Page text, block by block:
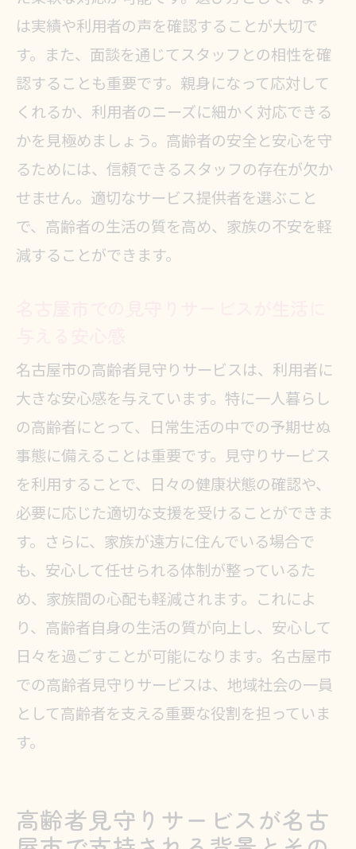
は実績や利用者の声を確認することが大切で
す。また、面談を通じてスタッフとの相性を確
認することも重要です。親身になって応対して
くれるか、利用者のニーズに細かく対応できる
かを見極めましょう。高齢者の安全と安心を守
るためには、信頼できるスタッフの存在が欠か
せません。適切なサービス提供者を選ぶこと
で、高齢者の生活の質を高め、家族の不安を軽
減することができます。
名古屋市の高齢者見守りサービスは、利用者に
大きな安心感を与えています。特に一人暮らし
の高齢者にとって、日常生活の中での予期せぬ
事態に備えることは重要です。見守りサービス
を利用することで、日々の健康状態の確認や、
必要に応じた適切な支援を受けることができま
す。さらに、家族が遠方に住んでいる場合で
も、安心して任せられる体制が整っているた
め、家族間の心配も軽減されます。これによ
り、高齢者自身の生活の質が向上し、安心して
日々を過ごすことが可能になります。名古屋市
での高齢者見守りサービスは、地域社会の一員
として高齢者を支える重要な役割を担っていま
す。
高齢者見守りサービスが名古